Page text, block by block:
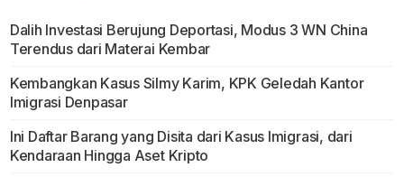
Dalih Investasi Berujung Deportasi, Modus 3 WN China
Terendus dari Materai Kembar
Kembangkan Kasus Silmy Karim, KPK Geledah Kantor
Imigrasi Denpasar
Ini Daftar Barang yang Disita dari Kasus Imigrasi, dari
Kendaraan Hingga Aset Kripto